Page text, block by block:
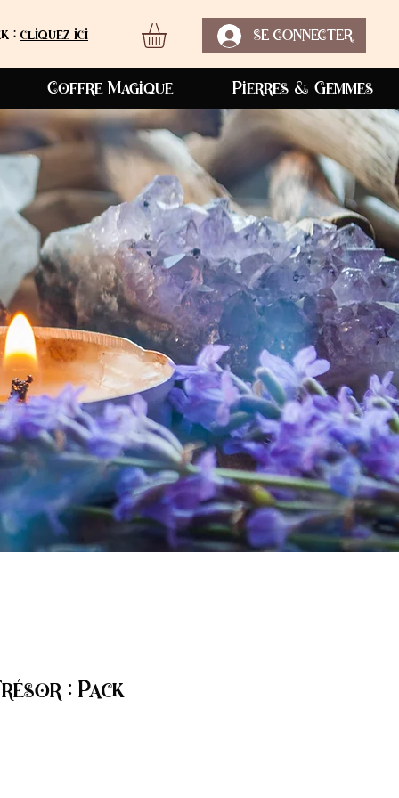
: cliquez ici SE CONNECTER
Coffre Magique Pierres & Gemmes
: Pack